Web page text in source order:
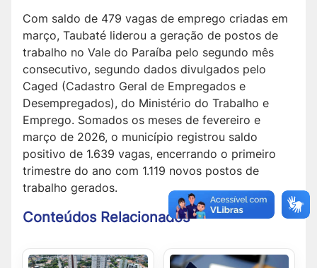
Com saldo de 479 vagas de emprego criadas em
março, Taubaté liderou a geração de postos de
trabalho no Vale do Paraíba pelo segundo mês
consecutivo, segundo dados divulgados pelo
Caged (Cadastro Geral de Empregados e
Desempregados), do Ministério do Trabalho e
Emprego. Somados os meses de fevereiro e
março de 2026, o município registrou saldo
positivo de 1.639 vagas, encerrando o primeiro
trimestre do ano com 1.119 novos postos de
trabalho gerados.
Conteúdos Relacionados